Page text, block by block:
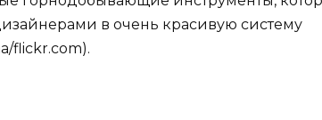
в очень красивую систему
flickr.com).